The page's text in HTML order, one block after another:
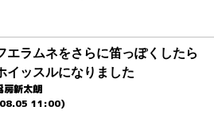
エラムネをさらに笛っぽくしたら
イッスルになりました
房新太朗
11:00)